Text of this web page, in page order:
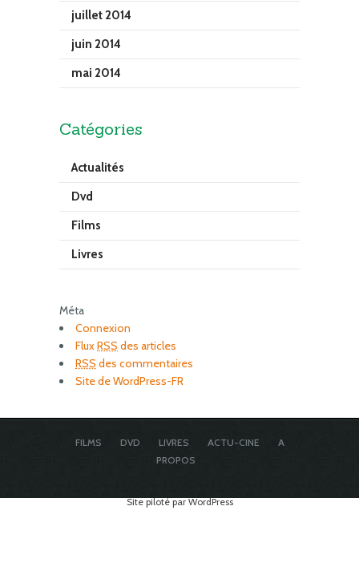
juillet 2014
juin 2014
mai 2014
Catégories
Actualités
Dvd
Films
Livres
Méta
Connexion
FluxRSS des articles
RSS des commentaires
Site de WordPress-FR
FILMS DVD LIVRES ACTU-CINE
A
PROPOS
Site piloté par WordPress